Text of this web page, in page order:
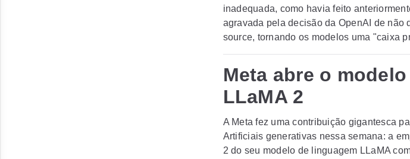
inadequada, como havia feito
agravada pela decisão da OpenAI de
source, tornando os modelos uma "caixa
Meta abre o
LLaMA 2
A Meta fez uma contribuição gigantesca
Artificiais generativas nessa semana: a
2 do seu modelo de linguagem LLaMA